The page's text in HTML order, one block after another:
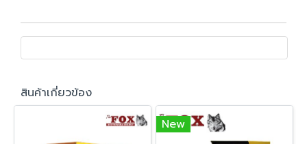
สินค้าเกี่ยวข้อง
New